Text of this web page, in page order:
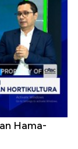
Hama-